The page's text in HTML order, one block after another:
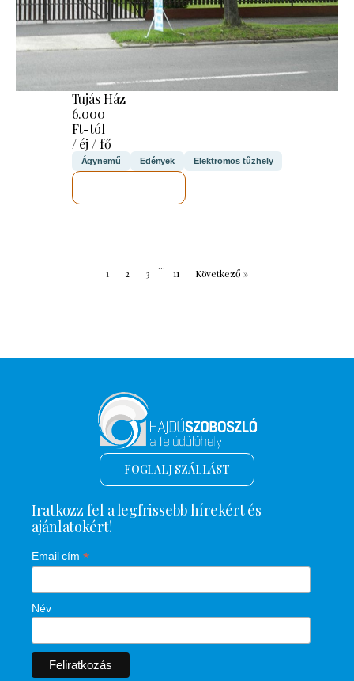
Tujás Ház
6.000
Ft-tól
/ éj / fő
Ágynemű Edények Elektromos tűzhely
1 2 3
...
11 Következő »
FOGLALJ SZÁLLÁST
Iratkozz fel a legfrissebb hírekért és
ajánlatokért!
Email cím *
Név